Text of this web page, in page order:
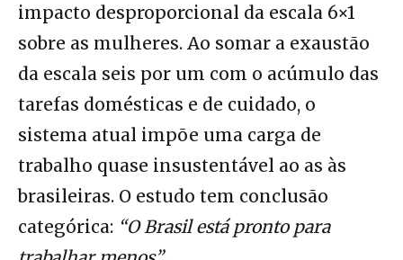
impacto desproporcional da escala 6×1
sobre as mulheres. Ao somar a exaustão
da escala seis por um com o acúmulo das
tarefas domésticas e de cuidado, o
sistema atual impõe uma carga de
trabalho quase insustentável ao as às
brasileiras. O estudo tem conclusão
categórica: “O Brasil está pronto para